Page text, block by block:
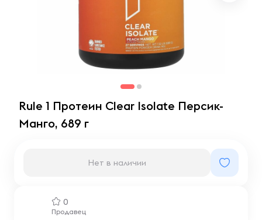
Rule 1 Протеин Clear Isolate Персик-
Манго, 689 г
0
Продавец
Нет в наличии